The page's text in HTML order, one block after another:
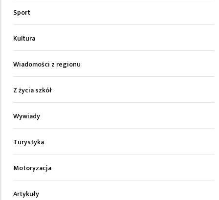
Sport
Kultura
Wiadomości z regionu
Z życia szkół
Wywiady
Turystyka
Motoryzacja
Artykuły